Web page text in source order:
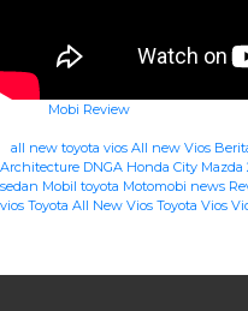
Mobi Review
all new toyota vios All new Vios
Architecture DNGA Honda City Mazda
sedan Mobil toyota Motomobi news
vios Toyota All New Vios Toyota Vios